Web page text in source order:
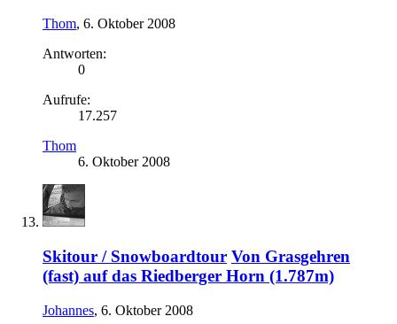
Thom, 6. Oktober 2008
Antworten:
0
Aufrufe:
17.257
Thom
6. Oktober 2008
Skitour / Snowboardtour Von Grasgehren
(fast) auf das Riedberger Horn (1.787m)
Johannes, 6. Oktober 2008